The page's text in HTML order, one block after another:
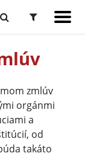
zmlúv
orgánmi
a
od
takáto